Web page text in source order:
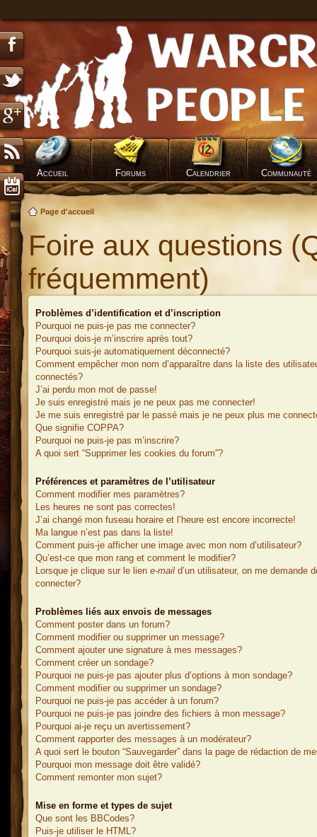
Accueil Forums Calendrier Communauté
Page d'accueil
Foire aux questions
fréquemment)
Problèmes d’identification et d’inscription
Pourquoi ne puis-je pas me connecter?
Pourquoi dois-je m’inscrire après tout?
Pourquoi suis-je automatiquement déconnecté?
Comment empêcher mon nom d’apparaître dans la liste des
connectés?
J’ai perdu mon mot de passe!
Je suis enregistré mais je ne peux pas me connecter!
Je me suis enregistré par le passé mais je ne peux plus me
Que signifie COPPA?
Pourquoi ne puis-je pas m’inscrire?
A quoi sert “Supprimer les cookies du forum”?
Préférences et paramètres de l’utilisateur
Comment modifier mes paramètres?
Les heures ne sont pas correctes!
J’ai changé mon fuseau horaire et l’heure est encore incorrecte!
Ma langue n’est pas dans la liste!
Comment puis-je afficher une image avec mon nom d’utilisateur?
Qu’est-ce que mon rang et comment le modifier?
Lorsque je clique sur le lien e-mail d’un utilisateur, on me demande
connecter?
Problèmes liés aux envois de messages
Comment poster dans un forum?
Comment modifier ou supprimer un message?
Comment ajouter une signature à mes messages?
Comment créer un sondage?
Pourquoi ne puis-je pas ajouter plus d’options à mon sondage?
Comment modifier ou supprimer un sondage?
Pourquoi ne puis-je pas accéder à un forum?
Pourquoi ne puis-je pas joindre des fichiers à mon message?
Pourquoi ai-je reçu un avertissement?
Comment rapporter des messages à un modérateur?
A quoi sert le bouton “Sauvegarder” dans la page de rédaction de
Pourquoi mon message doit être validé?
Comment remonter mon sujet?
Mise en forme et types de sujet
Que sont les BBCodes?
Puis-je utiliser le HTML?